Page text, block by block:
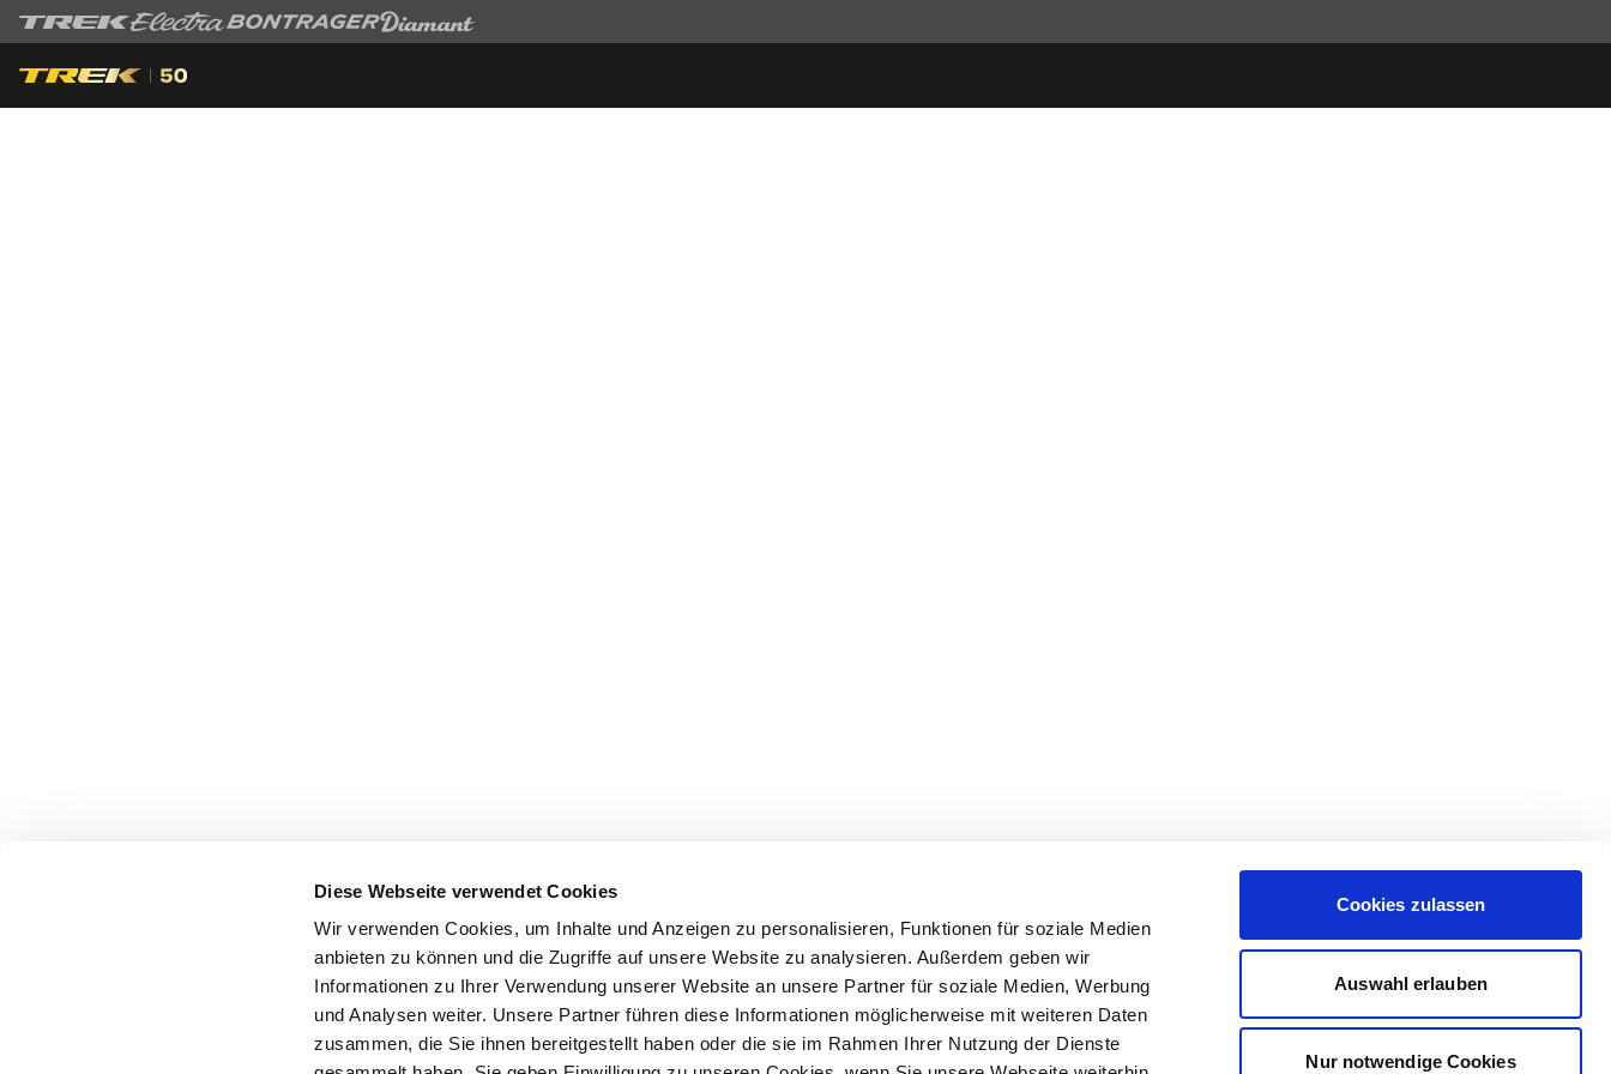
Diese Webseite verwendet Cookies
Wir verwenden Cookies, um Inhalte und Anzeigen zu personalisieren, Funktionen für soziale Medien
anbieten zu können und die Zugriffe auf unsere Website zu analysieren. Außerdem geben wir
Informationen zu Ihrer Verwendung unserer Website an unsere Partner für soziale Medien, Werbung
und Analysen weiter. Unsere Partner führen diese Informationen möglicherweise mit weiteren Daten
zusammen, die Sie ihnen bereitgestellt haben oder die sie im Rahmen Ihrer Nutzung der Dienste
Cookies zulassen
Auswahl erlauben
Nur notwendige Cookies